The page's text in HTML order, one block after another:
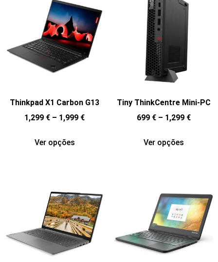
Thinkpad X1 Carbon G13
1,299 € – 1,999 €
Ver opções
Tiny ThinkCentre Mini-PC
699 € – 1,299 €
Ver opções